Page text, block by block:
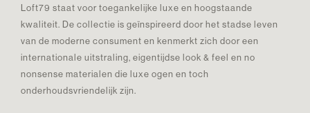
Loft79 staat voor toegankelijke luxe en hoogstaande
kwaliteit. De collectie is geïnspireerd door het stadse leven
van de moderne consument en kenmerkt zich door een
internationale uitstraling, eigentijdse look & feel en no
nonsense materialen die luxe ogen en toch
onderhoudsvriendelijk zijn.